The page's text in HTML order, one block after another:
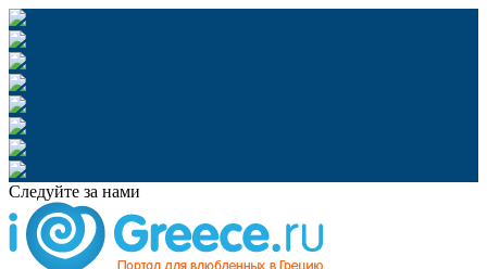
Следуйте за нами